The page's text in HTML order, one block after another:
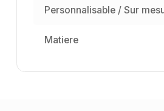
Personnalisable / Sur
Matiere